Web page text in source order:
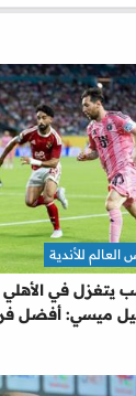
يتغزل في
ميسي: أفضل
العالم للأندية